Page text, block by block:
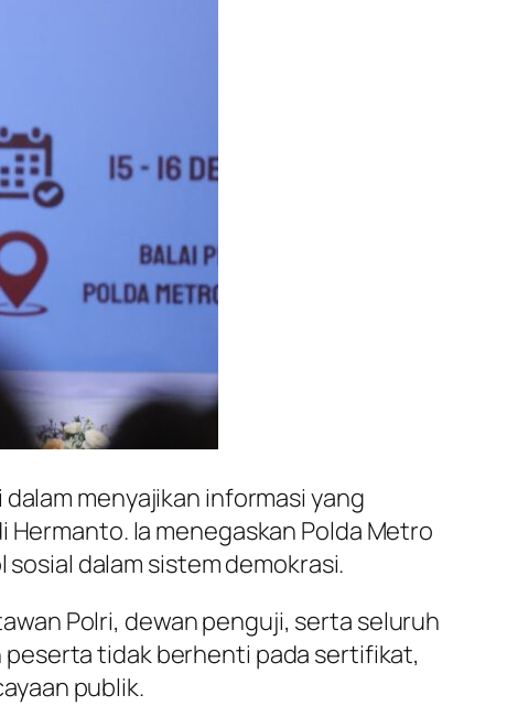
menyajikan informasi yang
Ia menegaskan Polda Metro
dalam sistem demokrasi.
Polri, dewan penguji, serta seluruh
peserta tidak berhenti pada sertifikat,
publik.